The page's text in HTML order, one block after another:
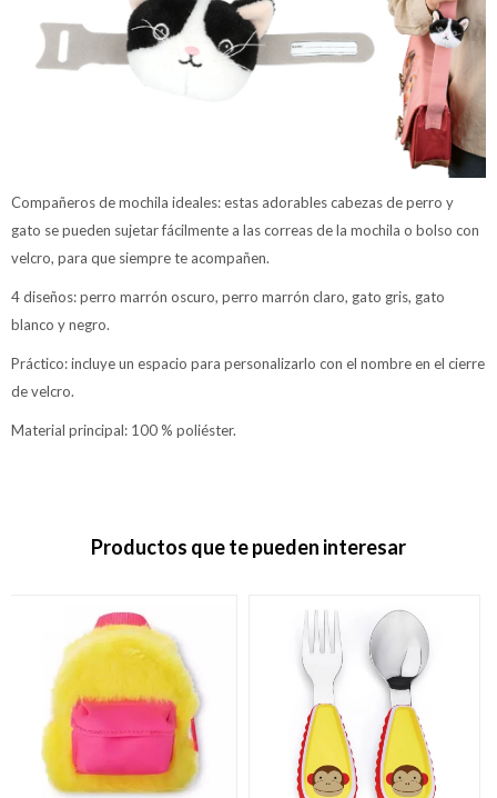
Compañeros de mochila ideales: estas adorables cabezas de perro y
gato se pueden sujetar fácilmente a las correas de la mochila o bolso con
velcro, para que siempre te acompañen.
4 diseños: perro marrón oscuro, perro marrón claro, gato gris, gato
blanco y negro.
Práctico: incluye un espacio para personalizarlo con el nombre en el cierre
de velcro.
Material principal: 100 % poliéster.
Productos que te pueden interesar